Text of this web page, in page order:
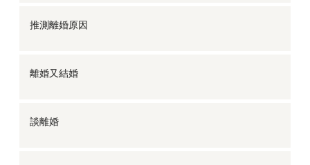
推測離婚原因
離婚又結婚
談離婚